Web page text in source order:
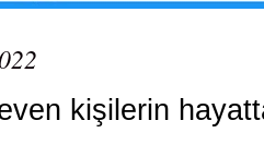
kişilerin